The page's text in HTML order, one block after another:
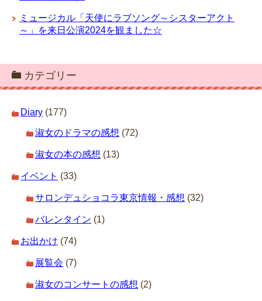
ミュージカル「天使にラブソング～シスターアクト
～」を来日公演2024を観ました☆
カテゴリー
Diary (177)
淑女のドラマの感想 (72)
淑女の本の感想 (13)
イベント (33)
サロンデュショコラ東京情報・感想 (32)
バレンタイン (1)
お出かけ (74)
展覧会 (7)
淑女のコンサートの感想 (2)